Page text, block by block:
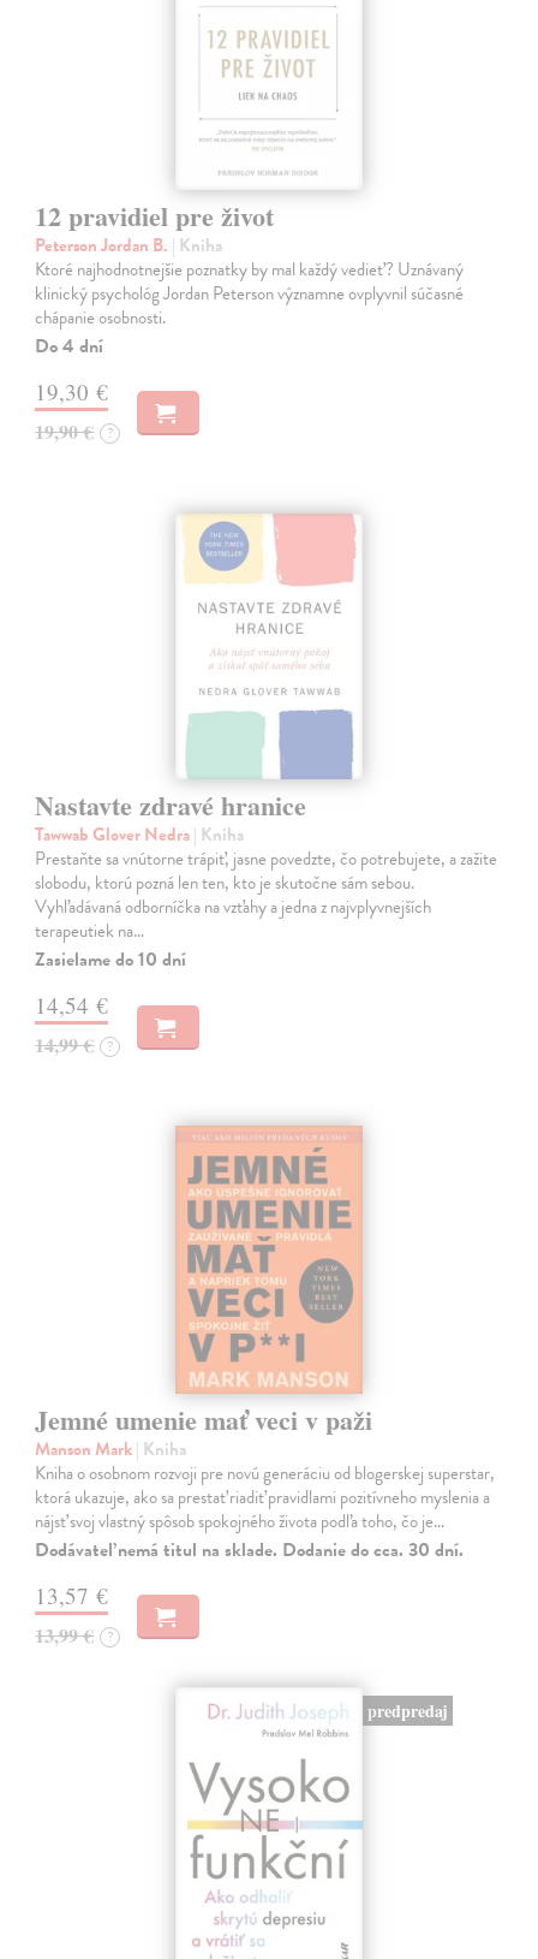
12 pravidiel pre život
Peterson Jordan B. | Kniha
Ktoré najhodnotnejšie poznatky by mal každý vedieť? Uznávaný
klinický psychológ Jordan Peterson významne ovplyvnil súčasné
chápanie osobnosti.
Do 4 dní
19,30 €
19,90 € ?
Nastavte zdravé hranice
Tawwab Glover Nedra| Kniha
Prestaňte sa vnútorne trápiť, jasne povedzte, čo potrebujete, a zažite
slobodu, ktorú pozná len ten, kto je skutočne sám sebou.
Vyhľadávaná odborníčka na vzťahy a jedna z najvplyvnejších
terapeutiek na…
Zasielame do 10 dní
14,54 €
14,99 € ?
Jemné umenie mať veci v paži
Manson Mark| Kniha
Kniha o osobnom rozvoji pre novú generáciu od blogerskej superstar,
ktorá ukazuje, ako sa prestať riadiť pravidlami pozitívneho myslenia a
nájsť svoj vlastný spôsob spokojného života podľa toho, čo je…
Dodávateľ nemá titul na sklade. Dodanie do cca. 30 dní.
13,57 €
13,99 € ?
predpredaj